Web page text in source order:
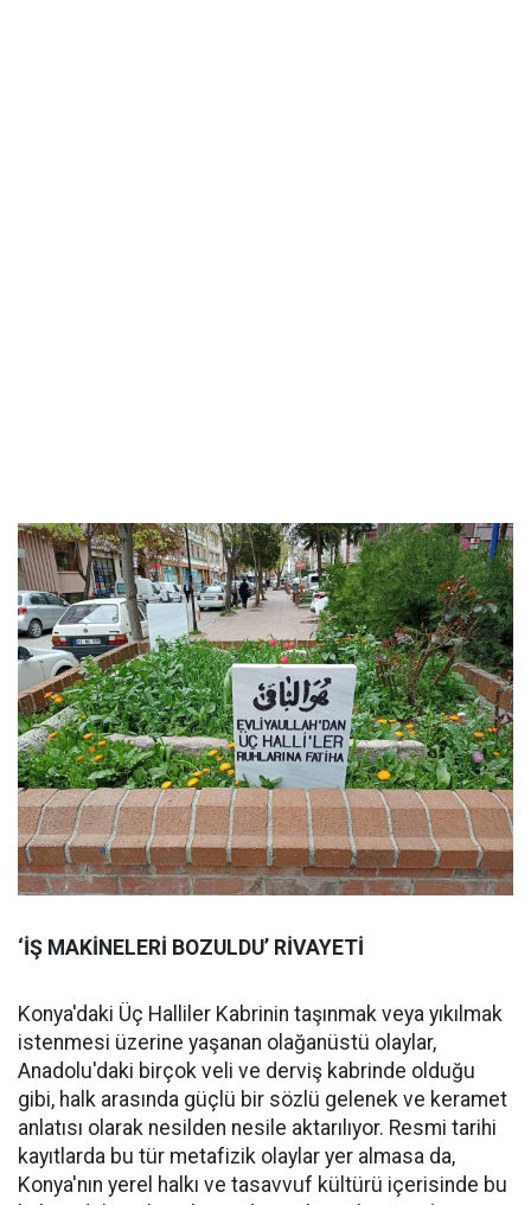
‘İŞ MAKİNELERİ BOZULDU’ RİVAYETİ
Konya'daki Üç Halliler Kabrinin taşınmak veya yıkılmak
istenmesi üzerine yaşanan olağanüstü olaylar,
Anadolu'daki birçok veli ve derviş kabrinde olduğu
gibi, halk arasında güçlü bir sözlü gelenek ve keramet
anlatısı olarak nesilden nesile aktarılıyor. Resmi tarihi
kayıtlarda bu tür metafizik olaylar yer almasa da,
Konya'nın yerel halkı ve tasavvuf kültürü içerisinde bu